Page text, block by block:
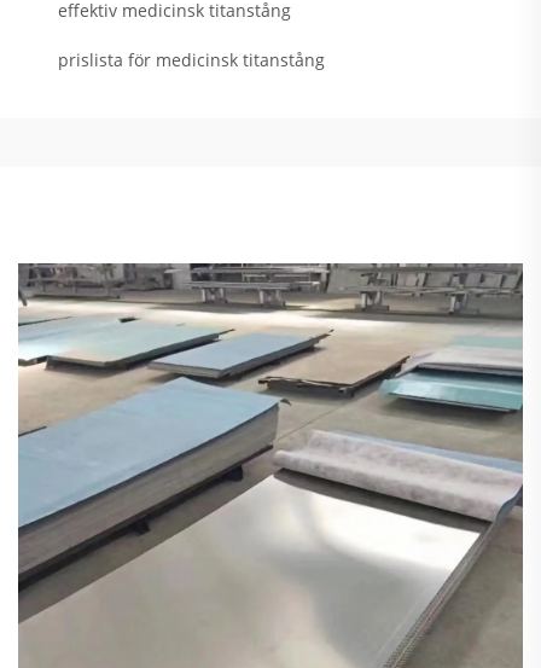
effektiv medicinsk titanstång
prislista för medicinsk titanstång